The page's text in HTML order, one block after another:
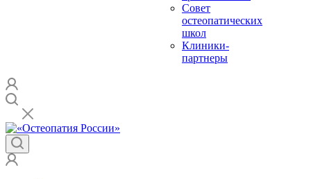
Совет
остеопатических
школ
Клиники-
партнеры